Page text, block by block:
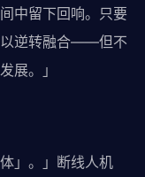
中留下回响。只要
以逆转融合——但不
展。」
」。」断线人机